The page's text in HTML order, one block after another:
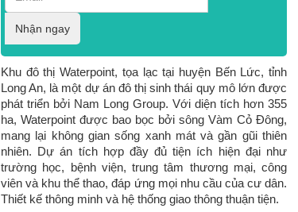
Nhận ngay
Khu đô thị Waterpoint, tọa lạc tại huyện Bến Lức, tỉnh
Long An, là một dự án đô thị sinh thái quy mô lớn được
phát triển bởi Nam Long Group. Với diện tích hơn 355
ha, Waterpoint được bao bọc bởi sông Vàm Cỏ Đông,
mang lại không gian sống xanh mát và gần gũi thiên
nhiên. Dự án tích hợp đầy đủ tiện ích hiện đại như
trường học, bệnh viện, trung tâm thương mại, công
viên và khu thể thao, đáp ứng mọi nhu cầu của cư dân.
Thiết kế thông minh và hệ thống giao thông thuận tiện.